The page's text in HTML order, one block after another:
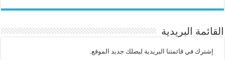
القائمة البريدية
إشترك في قائمتنا البريدية ليصلك جديد الموقع.